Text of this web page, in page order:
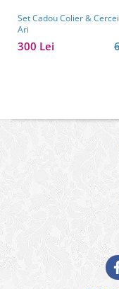
Set Cadou Colier &
Ari
300 Lei